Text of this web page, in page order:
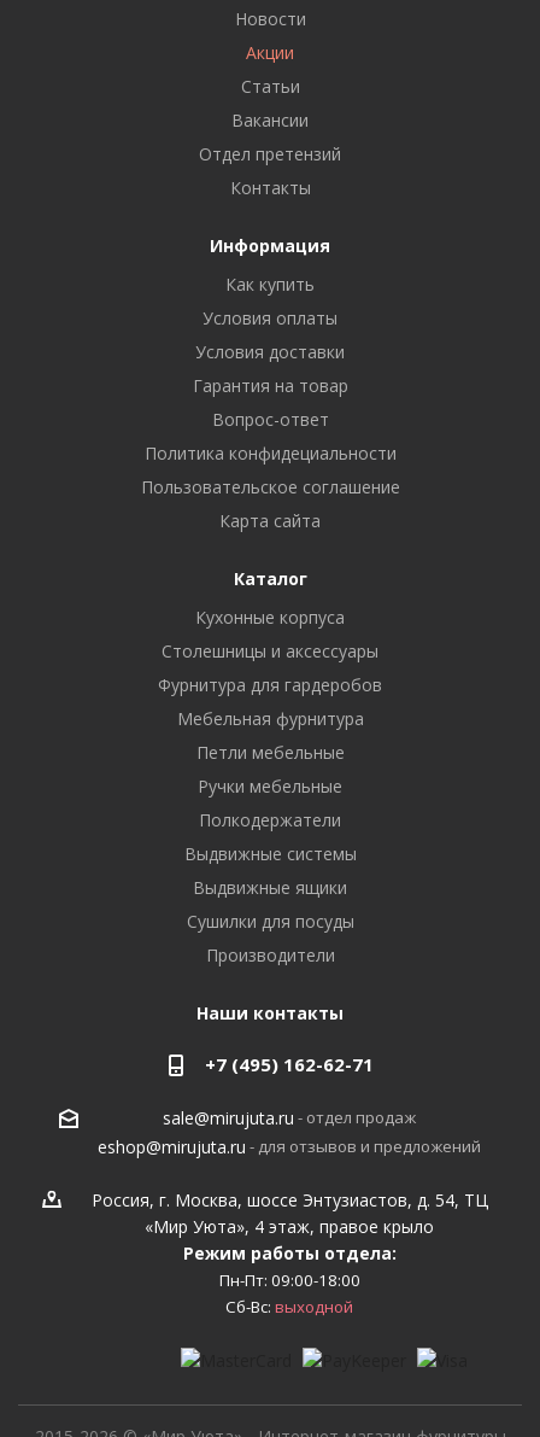
Новости
Акции
Статьи
Вакансии
Отдел претензий
Контакты
Информация
Как купить
Условия оплаты
Условия доставки
Гарантия на товар
Вопрос-ответ
Политика конфидециальности
Пользовательское соглашение
Карта сайта
Каталог
Кухонные корпуса
Столешницы и аксессуары
Фурнитура для гардеробов
Мебельная фурнитура
Петли мебельные
Ручки мебельные
Полкодержатели
Выдвижные системы
Выдвижные ящики
Сушилки для посуды
Производители
Наши контакты
+7 (495) 162-62-71
sale@mirujuta.ru - отдел продаж
eshop@mirujuta.ru - для отзывов и предложений
Россия, г. Москва, шоссе Энтузиастов, д. 54, ТЦ
«Мир Уюта», 4 этаж, правое крыло
Режим работы отдела:
Пн-Пт: 09:00-18:00
Сб-Вс: выходной